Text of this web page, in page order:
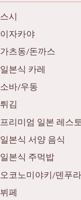
스시
이자카야
가츠동/돈까스
일본식 카레
소바/우동
튀김
프리미엄 일본 레스
일본식 서양 음식
일본식 주먹밥
오코노미야키/덴푸라
뷔페